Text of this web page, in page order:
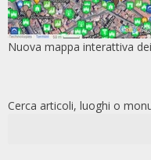
Nuova mappa interattiva
Cerca articoli, luoghi o